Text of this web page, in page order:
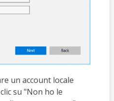
un account locale
su "Non ho le